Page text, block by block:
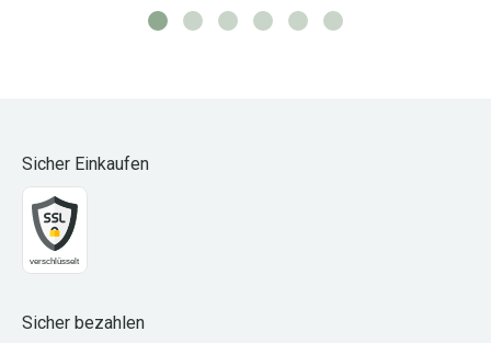
Sicher Einkaufen
Sicher bezahlen